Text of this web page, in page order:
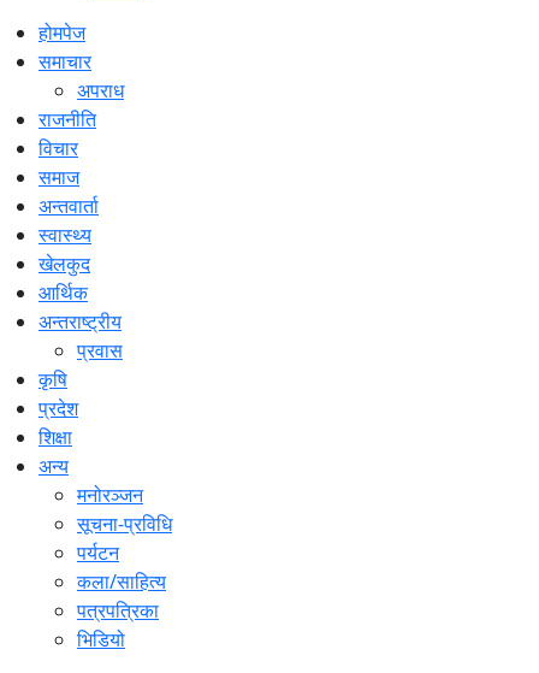
होमपेज
समाचार
अपराध
राजनीति
विचार
समाज
अन्तवार्ता
स्वास्थ्य
खेलकुद
आर्थिक
अन्तराष्ट्रीय
प्रवास
कृषि
प्रदेश
शिक्षा
अन्य
मनोरञ्जन
सूचना-प्रविधि
पर्यटन
कला/साहित्य
पत्रपत्रिका
भिडियो